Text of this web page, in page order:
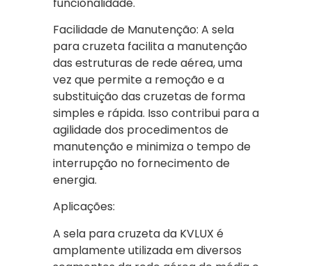
Facilidade de Manutenção: A sela
para cruzeta facilita a manutenção
das estruturas de rede aérea, uma
vez que permite a remoção e a
substituição das cruzetas de forma
simples e rápida. Isso contribui para a
agilidade dos procedimentos de
manutenção e minimiza o tempo de
interrupção no fornecimento de
energia.
Aplicações:
A sela para cruzeta da KVLUX é
amplamente utilizada em diversos